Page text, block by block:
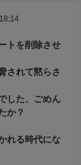
トを削除させ
されて黙らさ
した、ごめん
か？
れる時代にな